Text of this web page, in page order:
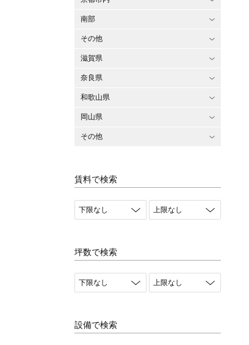
南部
その他
滋賀県
奈良県
和歌山県
岡山県
その他
賃料で検索
坪数で検索
設備で検索